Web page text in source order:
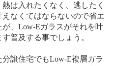
は入れたくなく、逃したく
なくてはならないので省エ
、 Low-Eガラスがそれを叶
普及する事でしょう。
譲住宅でもLow-E複層ガラ